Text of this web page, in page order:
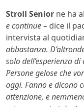
Stroll Senior ne ha
e continue– dice il
intervista al
abbastanza.
solo dell’esperienza
Persone gelose che
oggi. Fanno e dicono
attenzione, e